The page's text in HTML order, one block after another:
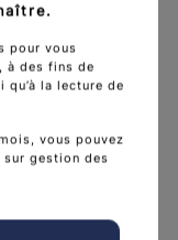
d'expertise
de l’État.
pour vous
à des fins de
la lecture de
vous pouvez
gestion des